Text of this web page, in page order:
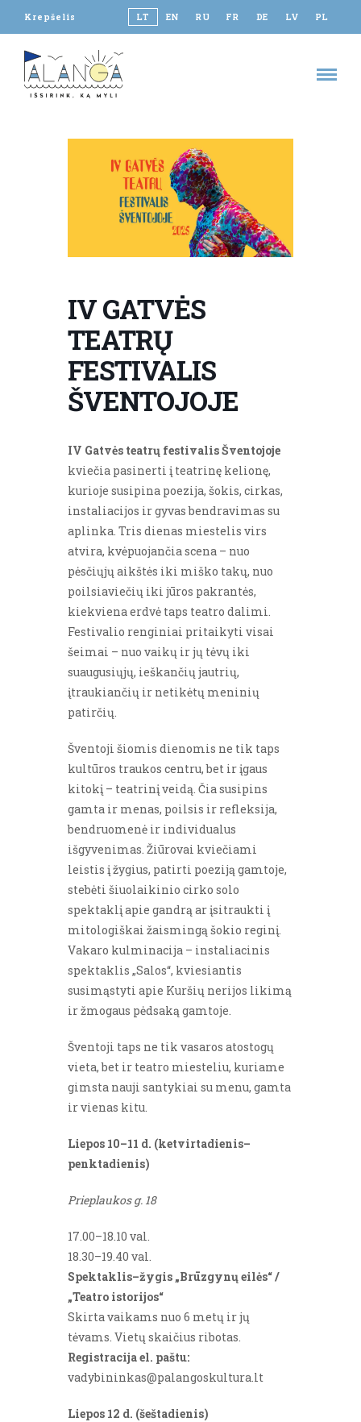
Krepšelis LT EN RU FR DE LV PL
IV GATVĖS
TEATRŲ
FESTIVALIS
ŠVENTOJOJE
IV Gatvės teatrų festivalis Šventojoje
kviečia pasinerti į teatrinę kelionę,
kurioje susipina poezija, šokis, cirkas,
instaliacijos ir gyvas bendravimas su
aplinka. Tris dienas miestelis virs
atvira, kvėpuojančia scena – nuo
pėsčiųjų aikštės iki miško takų, nuo
poilsiaviečių iki jūros pakrantės,
kiekviena erdvė taps teatro dalimi.
Festivalio renginiai pritaikyti visai
šeimai – nuo vaikų ir jų tėvų iki
suaugusiųjų, ieškančių jautrių,
įtraukiančių ir netikėtų meninių
patirčių.
Šventoji šiomis dienomis ne tik taps
kultūros traukos centru, bet ir įgaus
kitokį – teatrinį veidą. Čia susipins
gamta ir menas, poilsis ir refleksija,
bendruomenė ir individualus
išgyvenimas. Žiūrovai kviečiami
leistis į žygius, patirti poeziją gamtoje,
stebėti šiuolaikinio cirko solo
spektaklį apie gandrą ar įsitraukti į
mitologiškai žaismingą šokio reginį.
Vakaro kulminacija – instaliacinis
spektaklis „Salos“, kviesiantis
susimąstyti apie Kuršių nerijos likimą
ir žmogaus pėdsaką gamtoje.
Šventoji taps ne tik vasaros atostogų
vieta, bet ir teatro miesteliu, kuriame
gimsta nauji santykiai su menu, gamta
ir vienas kitu.
Liepos 10–11 d. (ketvirtadienis–
penktadienis)
Prieplaukos g. 18
17.00–18.10 val.
18.30–19.40 val.
Spektaklis–žygis „Brūzgynų eilės“ /
„Teatro istorijos“
Skirta vaikams nuo 6 metų ir jų
tėvams. Vietų skaičius ribotas.
Registracija el. paštu:
vadybininkas@palangoskultura.lt
Liepos 12 d. (šeštadienis)